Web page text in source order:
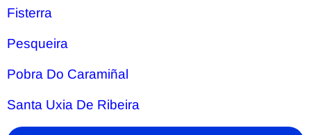
Fisterra
Pesqueira
Pobra Do Caramiñal
Santa Uxia De Ribeira